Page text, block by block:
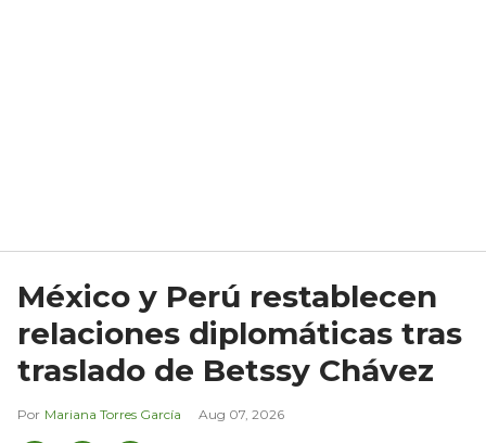
México y Perú restablecen
relaciones diplomáticas tras
traslado de Betssy Chávez
Mariana Torres García Aug 07, 2026